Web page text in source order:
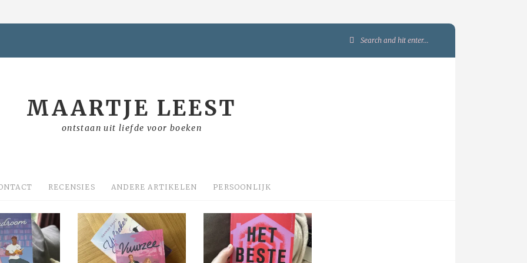
Search
MAARTJE LEEST
ontstaan uit liefde voor boeken
RECENSIES ANDERE ARTIKELEN PERSOONLIJK